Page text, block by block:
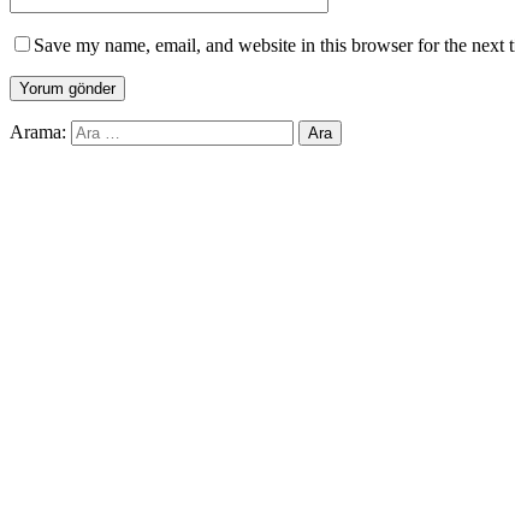
Save my name, email, and website in this browser for the next
Arama: